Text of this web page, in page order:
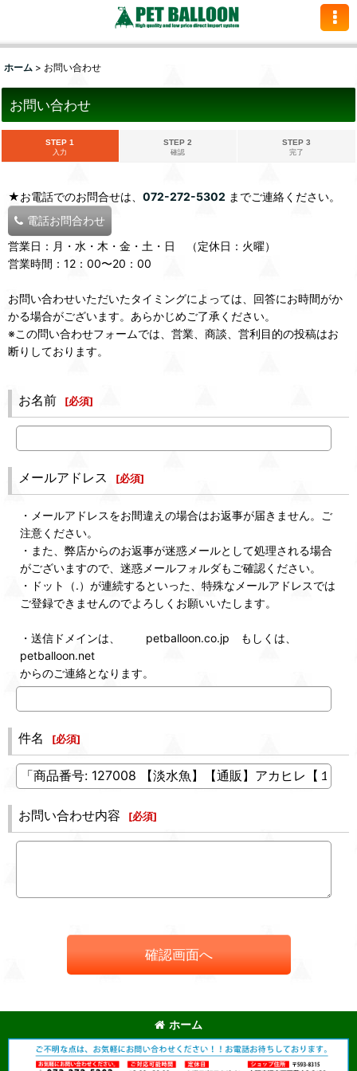
ホーム > お問い合わせ
お問い合わせ
STEP 1
入力
STEP 2
確認
STEP 3
完了
★お電話でのお問合せは、 072-272-5302 までご連絡ください。
電話お問合わせ
営業日：月・水・木・金・土・日 （定休日：火曜）
営業時間：12：00〜20：00
お問い合わせいただいたタイミングによっては、回答にお時間がか
かる場合がございます。あらかじめご了承ください。
※この問い合わせフォームでは、営業、商談、営利目的の投稿はお
断りしております。
お名前 [必須]
メールアドレス [必須]
・メールアドレスをお間違えの場合はお返事が届きません。ご
注意ください。
・また、弊店からのお返事が迷惑メールとして処理される場合
がございますので、迷惑メールフォルダもご確認ください。
・ドット（.）が連続するといった、特殊なメールアドレスでは
ご登録できませんのでよろしくお願いいたします。
・送信ドメインは、 petballoon.co.jp もしくは、
petballoon.net
からのご連絡となります。
件名 [必須]
お問い合わせ内容 [必須]
確認画面へ
ホーム